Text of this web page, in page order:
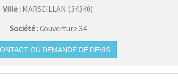
Ville : MARSEILLAN (34340)
Société :Couverture 34
OU DEMANDE DE DEVIS